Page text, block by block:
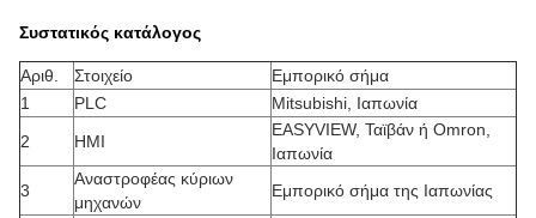
Συστατικός κατάλογος
Αριθ. Στοιχείο
Εμπορικό σήμα
1
PLC
Mitsubishi, Ιαπωνία
2
HMI
EASYVIEW, Ταϊβάν ή Omron,
Ιαπωνία
3
Αναστροφέας κύριων
μηχανών
Εμπορικό σήμα της Ιαπωνίας